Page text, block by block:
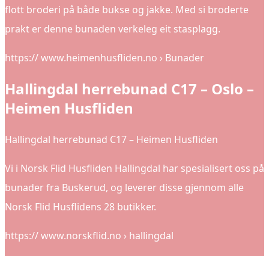
flott broderi på både bukse og jakke. Med si broderte
prakt er denne bunaden verkeleg eit stasplagg.
https:// www.heimenhusfliden.no › Bunader
Hallingdal herrebunad C17 – Oslo –
Heimen Husfliden
Hallingdal herrebunad C17 – Heimen Husfliden
Vi i Norsk Flid Husfliden Hallingdal har spesialisert oss på
bunader fra Buskerud, og leverer disse gjennom alle
Norsk Flid Husflidens 28 butikker.
https:// www.norskflid.no › hallingdal